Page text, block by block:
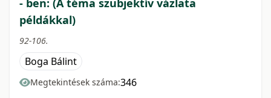
- ben: (A téma szubjektív vázlata
példákkal)
92-106.
Boga Bálint
Megtekintések száma:346